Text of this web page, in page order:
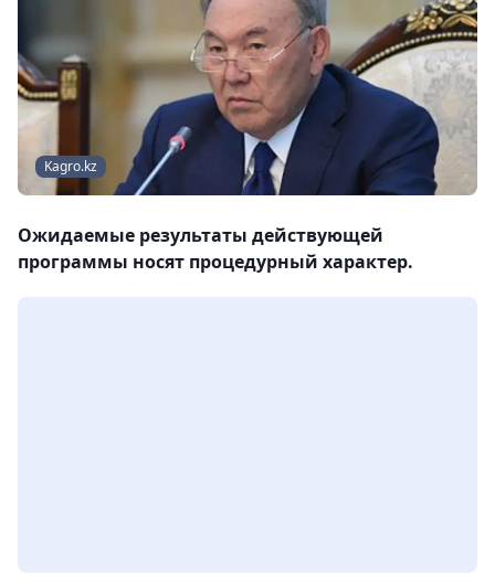
Kagro.kz
Ожидаемые результаты действующей
программы носят процедурный характер.